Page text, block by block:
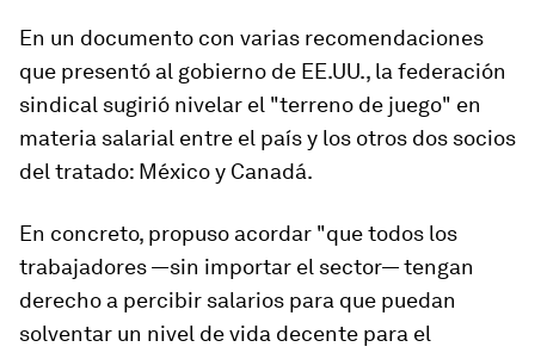
En un documento con varias recomendaciones
que presentó al gobierno de EE.UU., la federación
sindical sugirió nivelar el "terreno de juego" en
materia salarial entre el país y los otros dos socios
del tratado: México y Canadá.
En concreto, propuso acordar "que todos los
trabajadores —sin importar el sector— tengan
derecho a percibir salarios para que puedan
solventar un nivel de vida decente para el